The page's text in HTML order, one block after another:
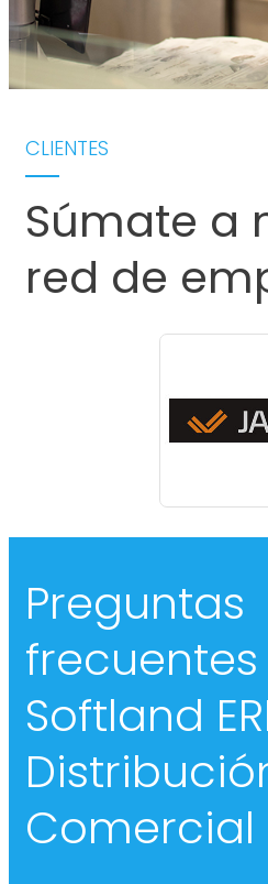
CLIENTES
Súmate a
red de
Preguntas
Softland
Comercial